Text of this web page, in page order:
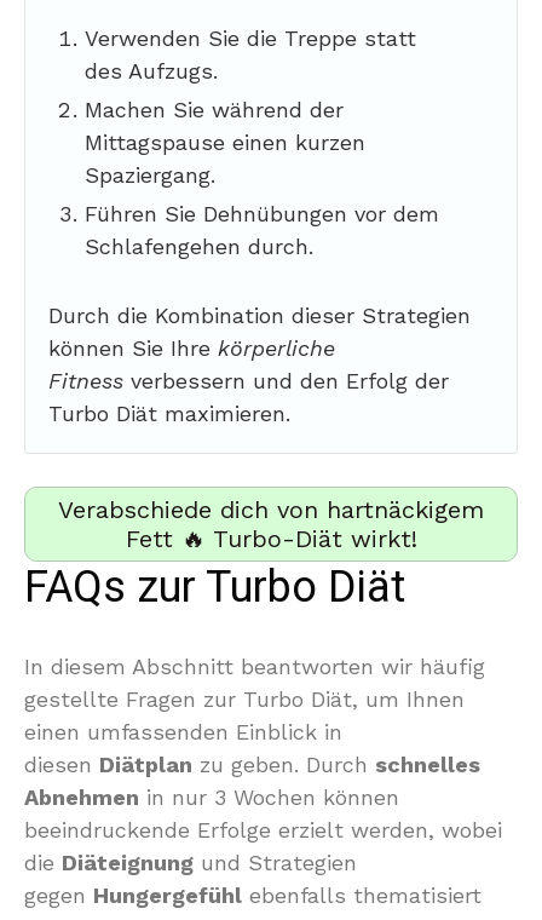
Verwenden Sie die Treppe statt
des Aufzugs.
Machen Sie während der
Mittagspause einen kurzen
Spaziergang.
Führen Sie Dehnübungen vor dem
Schlafengehen durch.
Durch die Kombination dieser Strategien
können Sie Ihre körperliche
Fitness verbessern und den Erfolg der
Turbo Diät maximieren.
Verabschiede dich von hartnäckigem
Fett 🔥 Turbo-Diät wirkt!
FAQs zur Turbo Diät
In diesem Abschnitt beantworten wir häufig
gestellte Fragen zur Turbo Diät, um Ihnen
einen umfassenden Einblick in
diesen Diätplan zu geben. Durch schnelles
Abnehmen in nur 3 Wochen können
beeindruckende Erfolge erzielt werden, wobei
die Diäteignung und Strategien
gegen Hungergefühl ebenfalls thematisiert